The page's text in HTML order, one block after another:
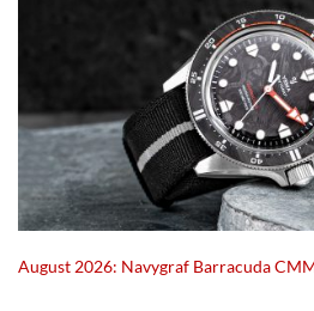
August 2026: Navygraf Barracuda